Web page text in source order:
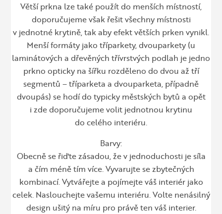
Větší prkna lze také použít do menších místností,
doporučujeme však řešit všechny místnosti
v jednotné krytině, tak aby efekt větších prken vynikl.
Menší formáty jako tříparkety, dvouparkety (u
laminátových a dřevěných třívrstvých podlah je jedno
prkno opticky na šířku rozděleno do dvou až tří
segmentů – tříparketa a dvouparketa, případně
dvoupás) se hodí do typicky městských bytů a opět
i zde doporučujeme volit jednotnou krytinu
do celého interiéru.
Barvy:
Obecně se řiďte zásadou, že v jednoduchosti je síla
a čím méně tím více. Vyvarujte se zbytečných
kombinací. Vytvářejte a pojímejte váš interiér jako
celek. Naslouchejte vašemu interiéru. Volte nenásilný
design ušitý na míru pro právě ten váš interier.